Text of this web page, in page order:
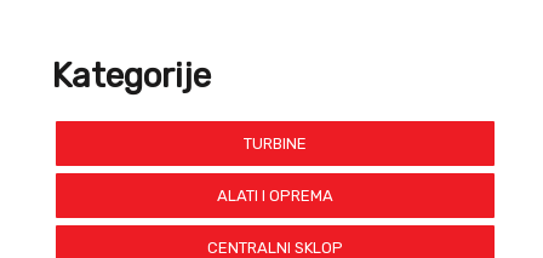
Kategorije
TURBINE
ALATI I OPREMA
CENTRALNI SKLOP